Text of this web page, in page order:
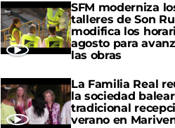
SFM moderniza
talleres de Son
modifica los
agosto para
las obras
La Familia Real
la sociedad
tradicional
verano en